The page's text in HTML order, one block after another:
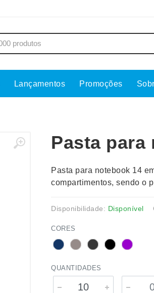
Cuidados Pessoais
Fones de
Kit
Lançamentos Promoções
Pasta para
Pasta para notebook 14
compartimentos, sendo o
Disponibilidade: Disponível
CORES
QUANTIDADES